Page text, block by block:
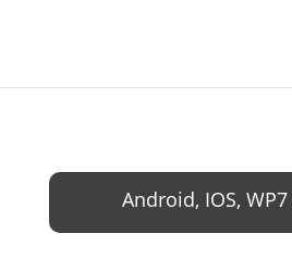
Android, IOS,